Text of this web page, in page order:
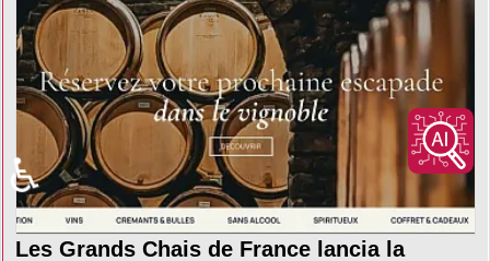
Les Grands Chais de France lancia la